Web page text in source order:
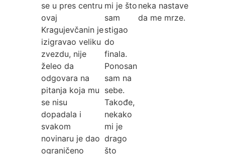
se u pres centru
ovaj
Kragujevčanin je
izigravao veliku
zvezdu, nije
želeo da
odgovara na
pitanja koja mu
se nisu
dopadala i
svakom
novinaru je dao
ograničeno
mi je što
sam
stigao
do
finala.
Ponosan
sam na
sebe.
Takođe,
nekako
mi je
drago
što
neka nastave
da me mrze.